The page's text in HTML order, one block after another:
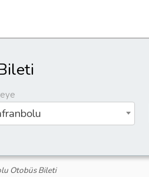
Otobüs Bileti